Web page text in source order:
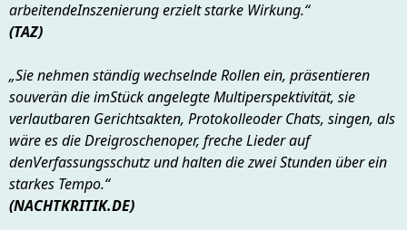
arbeitendeInszenierung erzielt starke Wirkung.“
(TAZ)
„Sie nehmen ständig wechselnde Rollen ein, präsentieren
souverän die imStück angelegte Multiperspektivität, sie
verlautbaren Gerichtsakten, Protokolleoder Chats, singen, als
wäre es die Dreigroschenoper, freche Lieder auf
denVerfassungsschutz und halten die zwei Stunden über ein
starkes Tempo.“
(NACHTKRITIK.DE)